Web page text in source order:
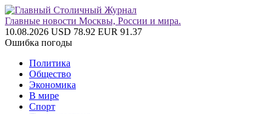
Главные новости Москвы, России и мира.
10.08.2026 USD 78.92 EUR 91.37
Ошибка погоды
Политика
Общество
Экономика
В мире
Спорт